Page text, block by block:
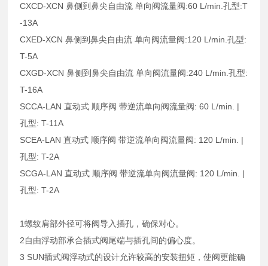
CXCD-XCN 鼻侧到鼻尖自由流 单向阀流量阀:60 L/min.孔型:T
-13A
CXED-XCN 鼻侧到鼻尖自由流 单向阀流量阀:120 L/min.孔型:
T-5A
CXGD-XCN 鼻侧到鼻尖自由流 单向阀流量阀:240 L/min.孔型:
T-16A
SCCA-LAN 直动式 顺序阀 带逆流单向阀流量阀: 60 L/min. |
孔型: T-11A
SCEA-LAN 直动式 顺序阀 带逆流单向阀流量阀: 120 L/min. |
孔型: T-2A
SCGA-LAN 直动式 顺序阀 带逆流单向阀流量阀: 120 L/min. |
孔型: T-2A
1螺纹肩部外径可将阀导入插孔，确保对心。
2自由浮动部承合插式阀尾端与插孔间的偏心度。
3 SUN插式阀浮动式的设计允许较高的安装扭矩，使阀更能确